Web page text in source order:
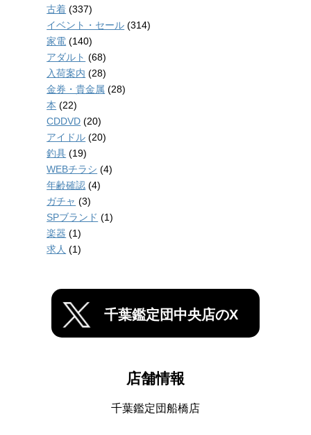
古着 (337)
イベント・セール (314)
家電 (140)
アダルト (68)
入荷案内 (28)
金券・貴金属 (28)
本 (22)
CDDVD (20)
アイドル (20)
釣具 (19)
WEBチラシ (4)
年齢確認 (4)
ガチャ (3)
SPブランド (1)
楽器 (1)
求人 (1)
千葉鑑定団中央店のX
店舗情報
千葉鑑定団船橋店